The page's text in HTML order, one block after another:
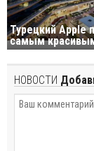
Турецкий Apple
самым
НОВОСТИ